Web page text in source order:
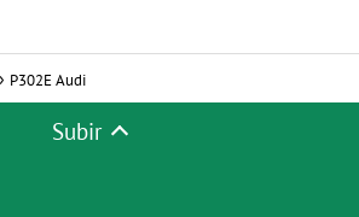
P302E Audi
Subir